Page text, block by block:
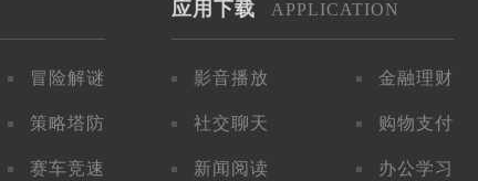
冒险解谜
策略塔防
赛车竞速
应用下载 APPLICATION
影音播放
社交聊天
新闻阅读
金融理财
购物支付
办公学习